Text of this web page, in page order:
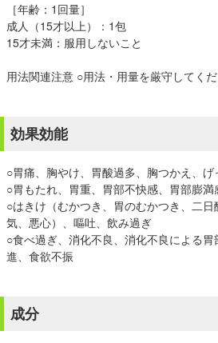
［年齢：1回量］
成人（15才以上）：1包
15才未満：服用しないこと
用法関連注意 ○用法・用量を厳守してくだ
効果効能
○胃痛、胸やけ、胃酸過多、胸つかえ、げ
○胃もたれ、胃重、胃部不快感、胃部膨満
○はきけ（むかつき、胃のむかつき、二
気、悪心）、嘔吐、飲み過ぎ
○食べ過ぎ、消化不良、消化不良による
進、食欲不振
成分